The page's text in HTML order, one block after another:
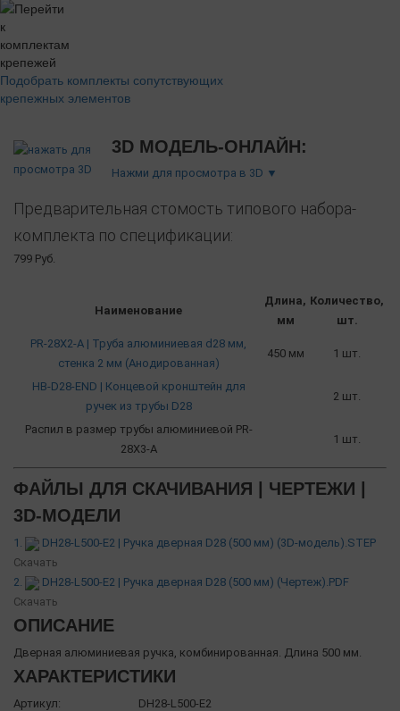
Подобрать комплекты сопутствующих
крепежных элементов
3D МОДЕЛЬ-ОНЛАЙН:
Нажми для просмотра в 3D ▼
Предварительная стомость типового набора-
комплекта по спецификации:
799 Руб.
Наименование
Длина,
мм
Количество,
шт.
PR-28X2-A | Труба алюминиевая d28 мм,
стенка 2 мм (Анодированная)
450 мм 1 шт.
HB-D28-END | Концевой кронштейн для
ручек из трубы D28
2 шт.
Распил в размер трубы алюминиевой PR-
28X3-A
1 шт.
ФАЙЛЫ ДЛЯ СКАЧИВАНИЯ | ЧЕРТЕЖИ |
3D-МОДЕЛИ
1.
DH28-L500-E2 | Ручка дверная D28 (500 мм) (3D-модель).STEP
Скачать
2.
DH28-L500-E2 | Ручка дверная D28 (500 мм) (Чертеж).PDF
Скачать
ОПИСАНИЕ
Дверная алюминиевая ручка, комбинированная. Длина 500 мм.
ХАРАКТЕРИСТИКИ
Артикул:
DH28-L500-E2